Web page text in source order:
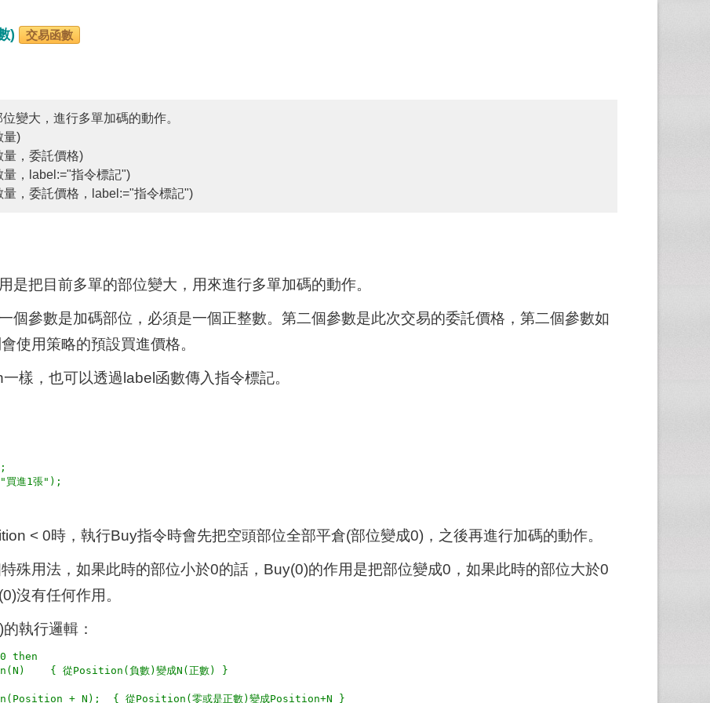
) 交易函數
變大，進行多單加碼的動作。
量)
量，委託價格)
量，label:="指令標記")
量，委託價格，label:="指令標記")
是把目前多單的部位變大，用來進行多單加碼的動作。
個參數是加碼部位，必須是一個正整數。第二個參數是此次交易的委託價格，第二個參數如
使用策略的預設買進價格。
樣，也可以透過label函數傳入指令標記。
< 0時，執行Buy指令時會先把空頭部位全部平倉(部位變成0)，之後再進行加碼的動作。
殊用法，如果此時的部位小於0的話，Buy(0)的作用是把部位變成0，如果此時的部位大於0
沒有任何作用。
執行邏輯：
then